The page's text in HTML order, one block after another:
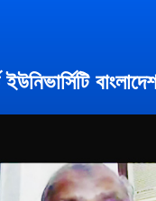
ইউনিভার্সিটি